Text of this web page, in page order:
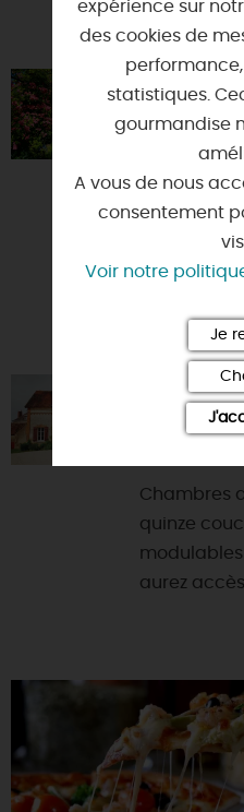
VOUS
ESCAPE
LA
45230 - LA
ESCAPE
logique et
d'un
salles
GÎTE DE
DE LA
Chambres
quinze
modulables
aurez accès
expérience sur
des cookies de
statistiques.
gourmandise
A vous de nous
consentement
Voir notre
Je